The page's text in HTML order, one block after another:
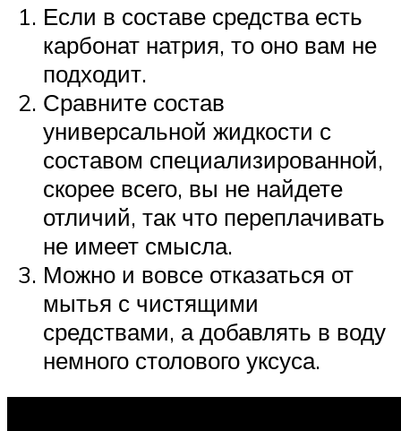
Если в составе средства есть
карбонат натрия, то оно вам не
подходит.
Сравните состав
универсальной жидкости с
составом специализированной,
скорее всего, вы не найдете
отличий, так что переплачивать
не имеет смысла.
Можно и вовсе отказаться от
мытья с чистящими
средствами, а добавлять в воду
немного столового уксуса.